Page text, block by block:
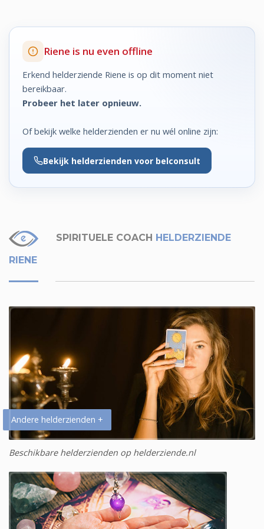
Riene is nu even offline
Erkend helderziende Riene is op dit moment niet
bereikbaar.
Probeer het later opnieuw.
Of bekijk welke helderzienden er nu wél online zijn:
Bekijk helderzienden voor belconsult
SPIRITUELE COACH HELDERZIENDE
RIENE
Andere helderzienden +
Beschikbare helderzienden op helderziende.nl